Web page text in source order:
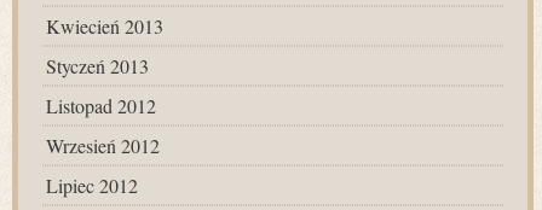
Kwiecień 2013
Styczeń 2013
Listopad 2012
Wrzesień 2012
Lipiec 2012